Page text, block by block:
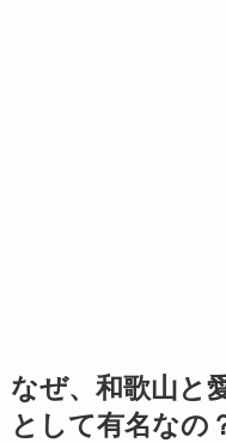
なぜ、和歌山と
として有名なの